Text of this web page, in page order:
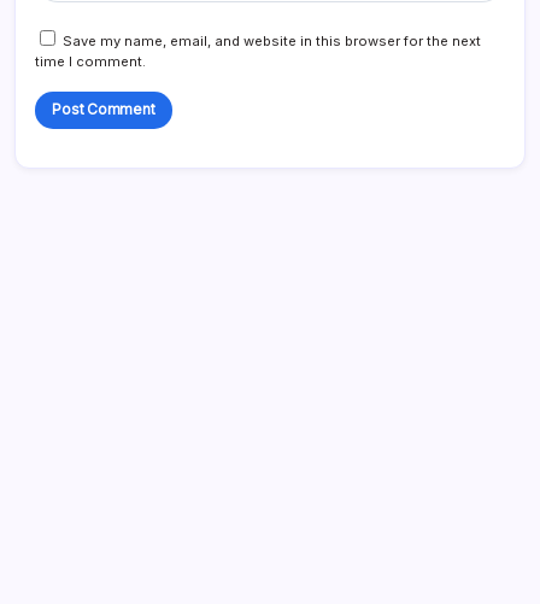
Save my name, email, and website in this browser for the next
time I comment.